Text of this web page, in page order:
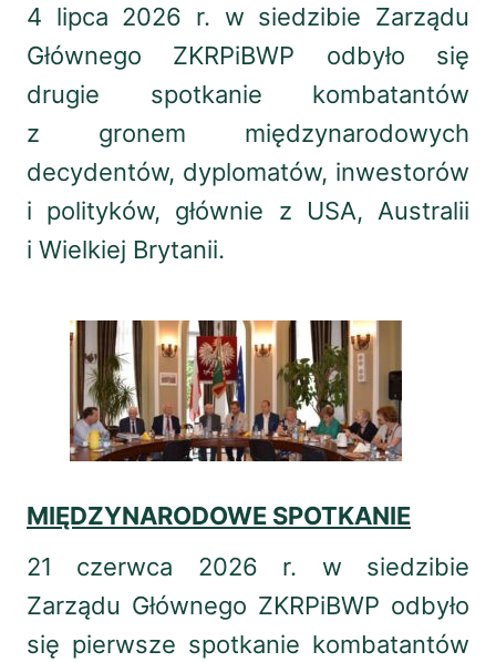
4 lipca 2026 r. w siedzibie Zarządu
Głównego ZKRPiBWP odbyło się
drugie spotkanie kombatantów
z gronem międzynarodowych
decydentów, dyplomatów, inwestorów
i polityków, głównie z USA, Australii
i Wielkiej Brytanii.
MIĘDZYNARODOWE SPOTKANIE
21 czerwca 2026 r. w siedzibie
Zarządu Głównego ZKRPiBWP odbyło
się pierwsze spotkanie kombatantów